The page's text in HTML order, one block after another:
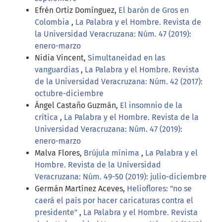
Efrén Ortiz Domínguez, El barón de Gros en
Colombia , La Palabra y el Hombre. Revista de
la Universidad Veracruzana: Núm. 47 (2019):
enero-marzo
Nidia Vincent, Simultaneidad en las
vanguardias , La Palabra y el Hombre. Revista
de la Universidad Veracruzana: Núm. 42 (2017):
octubre-diciembre
Ángel Castaño Guzmán, El insomnio de la
crítica , La Palabra y el Hombre. Revista de la
Universidad Veracruzana: Núm. 47 (2019):
enero-marzo
Malva Flores, Brújula mínima , La Palabra y el
Hombre. Revista de la Universidad
Veracruzana: Núm. 49-50 (2019): julio-diciembre
Germán Martínez Aceves, Helioflores: "no se
caerá el país por hacer caricaturas contra el
presidente" , La Palabra y el Hombre. Revista